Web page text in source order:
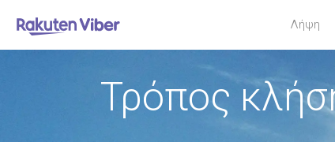
Λήψη
Τρόπος